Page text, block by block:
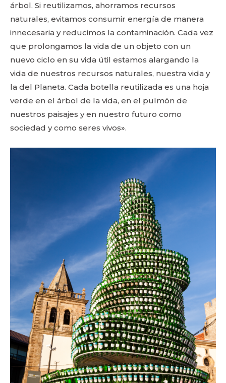
árbol. Si reutilizamos, ahorramos recursos
naturales, evitamos consumir energía de manera
innecesaria y reducimos la contaminación. Cada vez
que prolongamos la vida de un objeto con un
nuevo ciclo en su vida útil estamos alargando la
vida de nuestros recursos naturales, nuestra vida y
la del Planeta. Cada botella reutilizada es una hoja
verde en el árbol de la vida, en el pulmón de
nuestros paisajes y en nuestro futuro como
sociedad y como seres vivos».